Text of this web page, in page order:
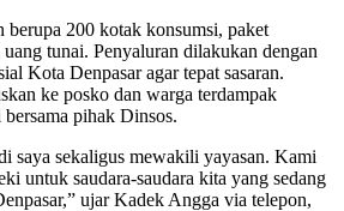
berupa 200 kotak konsumsi, paket
uang tunai. Penyaluran dilakukan dengan
Kota Denpasar agar tepat sasaran.
ke posko dan warga terdampak
pihak Dinsos.
saya sekaligus mewakili yayasan. Kami
untuk saudara-saudara kita yang sedang
ujar Kadek Angga via telepon,